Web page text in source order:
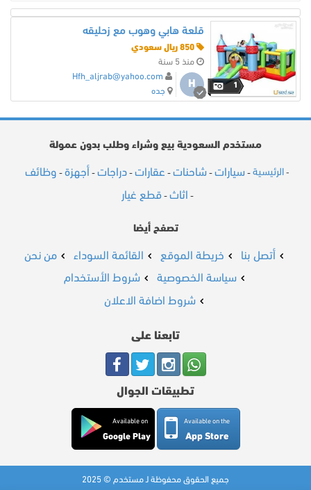
1
قلعة هابي وهوب مع زحليقه
منذ 5 سنة
H
Hfh_aljrab@yahoo.com
جده
مستخدم السعودية بيع وشراء وطلب بدون عمولة
- الرئيسية - سيارات - شاحنات - عقارات - دراجات - أجهزة - وظائف
- اثاث -قطع غيار
تصفح أيضا
أتصل بنا خريطة الموقع القائمة السوداء
من نحن
سياسة الخصوصية
شروط الأستخدام
شروط اضافة الاعلان
تابعنا على
تطبيقات الجوال
Available on the
App Store
Available on
Google Play
جميع الحقوق محفوظة لـ مستخدم © 2025